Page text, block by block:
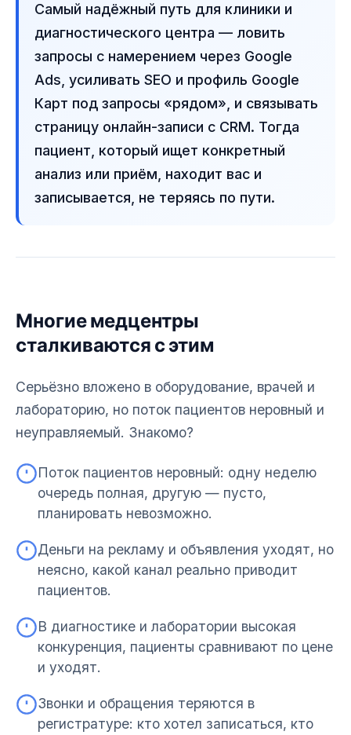
Самый надёжный путь для клиники и
диагностического центра — ловить
запросы с намерением через Google
Ads, усиливать SEO и профиль Google
Карт под запросы «рядом», и связывать
страницу онлайн-записи с CRM. Тогда
пациент, который ищет конкретный
анализ или приём, находит вас и
записывается, не теряясь по пути.
Многие медцентры
сталкиваются с этим
Серьёзно вложено в оборудование, врачей и
лабораторию, но поток пациентов неровный и
неуправляемый. Знакомо?
Поток пациентов неровный: одну неделю
очередь полная, другую — пусто,
планировать невозможно.
Деньги на рекламу и объявления уходят, но
неясно, какой канал реально приводит
пациентов.
В диагностике и лаборатории высокая
конкуренция, пациенты сравнивают по цене
и уходят.
Звонки и обращения теряются в
регистратуре: кто хотел записаться, кто